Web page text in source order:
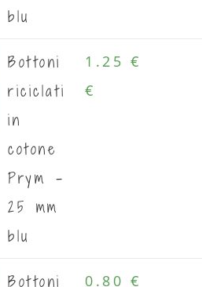
blu
Bottoni
riciclati
in
cotone
Prym -
25 mm
blu
1.25 €
€
Bottoni
0.80 €